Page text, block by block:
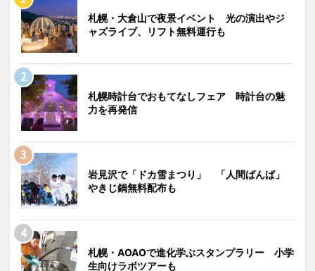
札幌・大倉山で夜景イベント 光の演出やジ
ャズライブ、リフト無料運行も
札幌時計台でおもてなしフェア 時計台の魅
力を再発信
岩見沢で「ドカ雪まつり」 「人間ばんば」
やきじ鍋無料配布も
札幌・AOAOで進化学ぶスタンプラリー 小学
生向けラボツアーも